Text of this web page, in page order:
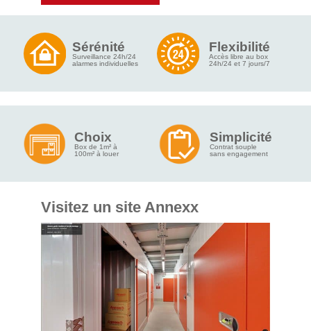
Sérénité
Surveillance 24h/24
alarmes individuelles
Flexibilité
Accès libre au box
24h/24 et 7 jours/7
Choix
Box de 1m² à
100m² à louer
Simplicité
Contrat souple
sans engagement
Visitez un site Annexx